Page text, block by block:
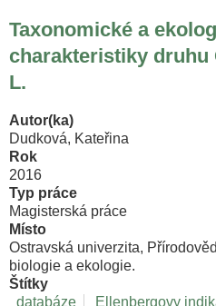
vegetace
na
Bílém
a
Taxonomické a
charakteristiky
L.
Autor(ka)
Dudková, Kateřina
Rok
2016
Typ práce
Magisterská práce
Místo
Ostravská univerzita,
biologie a ekologie.
Štítky
databáze
Ellenbergovy